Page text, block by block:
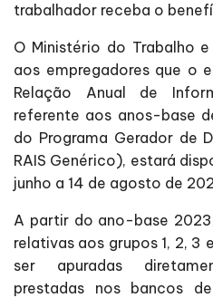
trabalhador receba o
O Ministério do Trabalho
aos empregadores que o
Relação Anual de
referente aos anos-base
do Programa Gerador de
RAIS Genérico), estará
junho a 14 de agosto de
A partir do ano-base
relativas aos grupos 1, 2, 3
ser apuradas
prestadas nos bancos